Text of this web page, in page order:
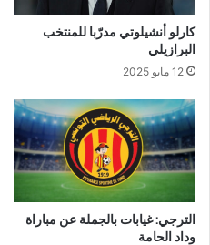
كارلو أنشيلوتي مدرّبا للمنتخب
البرازيلي
12 مايو 2025
الترجي: غيابات بالجملة عن مباراة
وداد الحامة